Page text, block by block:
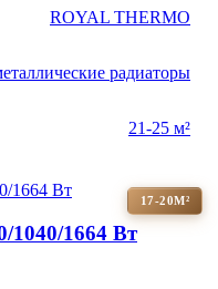
ROYAL THERMO
радиаторы
21-25 м²
17-20М²
1040/1664 Вт